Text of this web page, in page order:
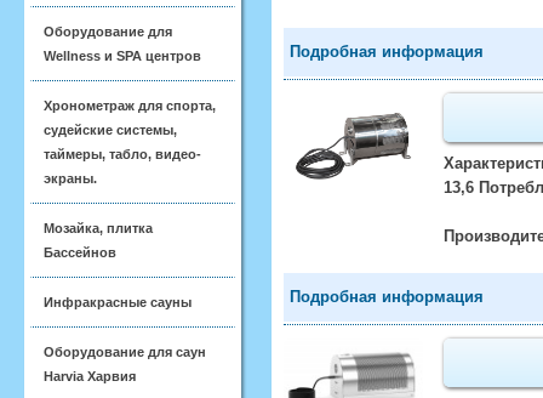
Оборудование для
Wellness и SPA центров
Хронометраж для спорта,
судейские системы,
таймеры, табло, видео-
экраны.
Мозайка, плитка
Бассейнов
Инфракрасные сауны
Оборудование для саун
Harvia Харвия
Подробная информация
13,6
Подробная информация